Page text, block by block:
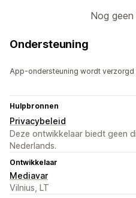
Nog geen
Ondersteuning
App-ondersteuning wordt verzorgd
Hulpbronnen
Privacybeleid
Deze ontwikkelaar biedt geen
Nederlands.
Ontwikkelaar
Mediavar
Vilnius, LT